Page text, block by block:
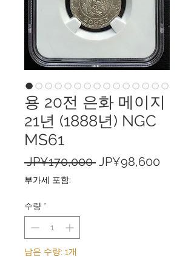
용 20전 은화 메이지
21년 (1888년) NGC
MS61
JP¥170,000 일
JP¥98,600
부가세 포함:
수량 *
남은 수량: 1개